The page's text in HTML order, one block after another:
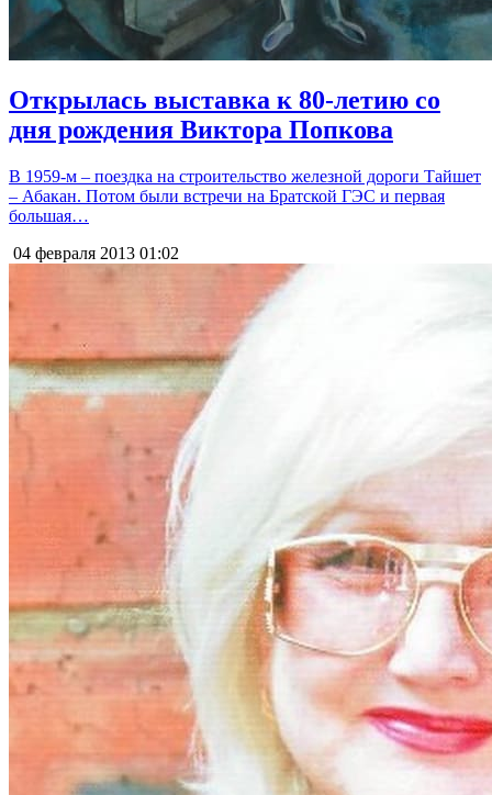
Открылась выставка к 80-летию со
дня рождения Виктора Попкова
В 1959-м – поездка на строительство железной дороги Тайшет
– Абакан. Потом были встречи на Братской ГЭС и первая
большая…
04 февраля 2013 01:02